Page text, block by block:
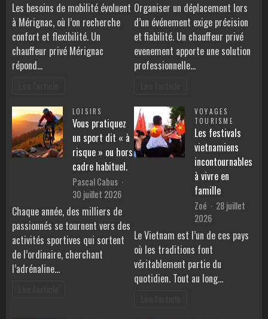
Les besoins de mobilité évoluent
à Mérignac, où l’on recherche
confort et flexibilité. Un
chauffeur privé Mérignac
répond…
Organiser un déplacement lors
d’un événement exige précision
et fiabilité. Un chauffeur privé
evenement apporte une solution
professionnelle…
LOISIRS
Vous pratiquez
un sport dit « à
risque » ou hors
cadre habituel.
Pascal Cabus
30 juillet 2026
Chaque année, des milliers de
passionnés se tournent vers des
activités sportives qui sortent
de l’ordinaire, cherchant
l’adrénaline…
VOYAGES
TOURISME
Les festivals
vietnamiens
incontournables
à vivre en
famille
Zoé
28 juillet
2026
Le Vietnam est l’un de ces pays
où les traditions font
véritablement partie du
quotidien. Tout au long…